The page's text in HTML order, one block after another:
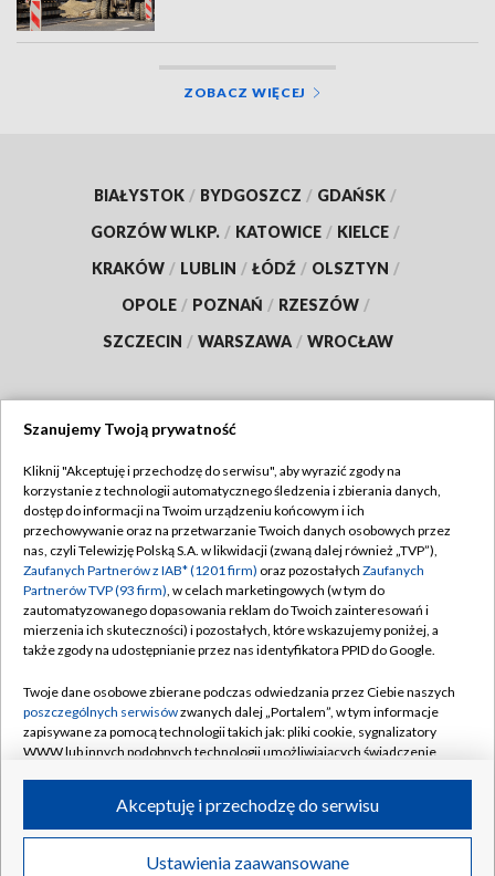
ZOBACZ WIĘCEJ
BIAŁYSTOK / BYDGOSZCZ / GDAŃSK /
GORZÓW WLKP. / KATOWICE / KIELCE /
KRAKÓW / LUBLIN / ŁÓDŹ / OLSZTYN /
OPOLE / POZNAŃ / RZESZÓW /
SZCZECIN / WARSZAWA / WROCŁAW
TVP
Abonament TVP
Emisja w TVP
Centrum informacji TVP
Naziemna Telewizja Cyfrowa
Rada Programowa
System NOS
Informacje o nadawcy
Program dla prasy
Regulamin TVP
Polityka prywatności
Moje zgody
Pomoc
Kontakt
Kanały
©2026 Telewizja Polska S.A. w likwidacji
Szanujemy Twoją prywatność
Kliknij "Akceptuję i przechodzę do serwisu", aby wyrazić zgody na
korzystanie z technologii automatycznego śledzenia i zbierania danych,
dostęp do informacji na Twoim urządzeniu końcowym i ich
przechowywanie oraz na przetwarzanie Twoich danych osobowych przez
nas, czyli Telewizję Polską S.A. w likwidacji (zwaną dalej również „TVP”),
Zaufanych Partnerów z IAB* (1201 firm) oraz pozostałych Zaufanych
Partnerów TVP (93 firm), w celach marketingowych (w tym do
zautomatyzowanego dopasowania reklam do Twoich zainteresowań i
mierzenia ich skuteczności) i pozostałych, które wskazujemy poniżej, a
także zgody na udostępnianie przez nas identyfikatora PPID do Google.
Twoje dane osobowe zbierane podczas odwiedzania przez Ciebie naszych
poszczególnych serwisówzwanych dalej „Portalem”, w tym informacje
zapisywane za pomocą technologii takich jak: pliki cookie, sygnalizatory
WWW lub innych podobnych technologii umożliwiających świadczenie
ruchu w Internecie.
Twoje dane osobowe zbierane podczas odwiedzania przez Ciebie
Ustawienia zaawansowane
Akceptuję i przechodzę do serwisu